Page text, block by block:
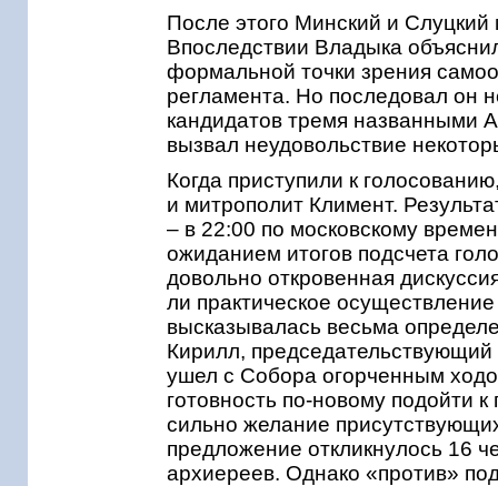
После этого Минский и
Впоследствии Владыка
формальной точки зрения
регламента. Но последовал он
кандидатов тремя названными
вызвал неудовольствие
Когда приступили к
и митрополит Климент.
– в 22:00 по московскому
ожиданием итогов подсчета
довольно откровенная
ли практическое
высказывалась весьма
Кирилл,
ушел с Собора огорченным
готовность по-новому подойти
сильно желание
предложение откликнулось 16
архиереев. Однако «против»